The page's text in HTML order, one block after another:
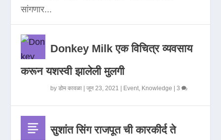
सांगणार...
Donkey Milk एक विचित्र व्यवसाय
करून यशस्वी झालेली मुलगी
byडोम कावळा |जून 23, 2021 Event, Knowledge |3
सुशांत सिंग राजपूत ची कारकीर्द ते